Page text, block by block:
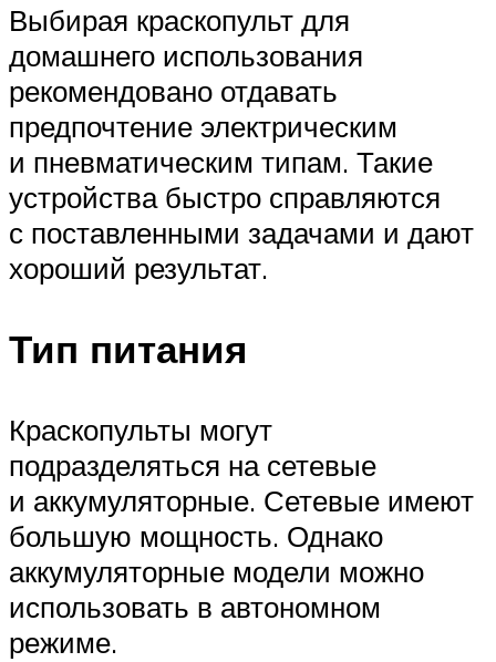
Выбирая краскопульт для
домашнего использования
рекомендовано отдавать
предпочтение электрическим
и пневматическим типам. Такие
устройства быстро справляются
с поставленными задачами и дают
хороший результат.
Тип питания
Краскопульты могут
подразделяться на сетевые
и аккумуляторные. Сетевые имеют
большую мощность. Однако
аккумуляторные модели можно
использовать в автономном
режиме.